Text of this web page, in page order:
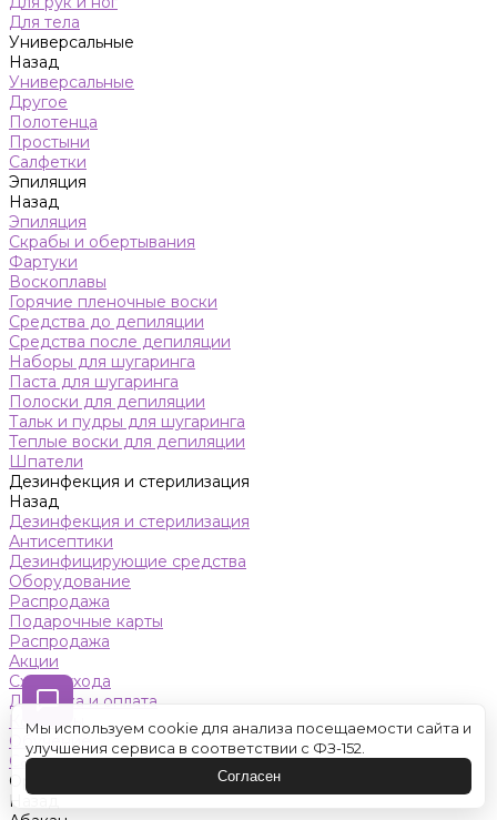
Для тела
Универсальные
Назад
Универсальные
Другое
Полотенца
Простыни
Салфетки
Эпиляция
Назад
Эпиляция
Скрабы и обертывания
Фартуки
Воскоплавы
Горячие пленочные воски
Средства до депиляции
Средства после депиляции
Наборы для шугаринга
Паста для шугаринга
Полоски для депиляции
Тальк и пудры для шугаринга
Теплые воски для депиляции
Шпатели
Дезинфекция и стерилизация
Назад
Дезинфекция и стерилизация
Антисептики
Дезинфицирующие средства
Оборудование
Распродажа
Подарочные карты
Распродажа
Акции
Схемы ухода
Доставка и оплата
Контакты
Обучение
Салон красоты
Оренбург
Назад
Мы используем cookie для анализа посещаемости сайта и
улучшения сервиса в соответствии с ФЗ-152.
Согласен